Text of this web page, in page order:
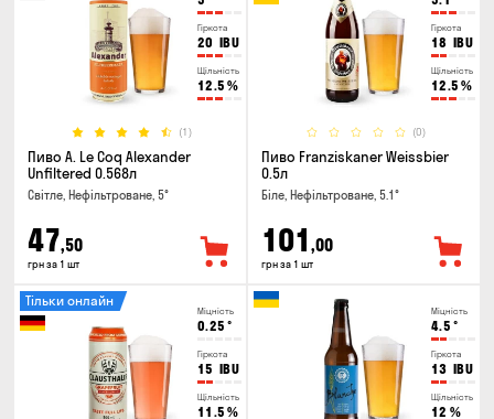
Гіркота
20 IBU
Щільність
12.5 %
(1)
Пиво A. Le Coq Alexander
Unfiltered 0.568л
Світле, Нефільтроване, 5°
47,50
грн за 1 шт
Гіркота
18 IBU
Щільність
12.5 %
(0)
Пиво Franziskaner Weissbier
0.5л
Біле, Нефільтроване, 5.1°
101 ,00
грн за 1 шт
Міцність
0.25 °
Гіркота
15 IBU
Щільність
11.5 %
Тільки онлайн
Міцність
4.5 °
Гіркота
13 IBU
Щільність
12 %